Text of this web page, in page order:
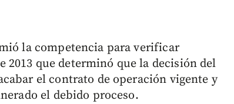
la competencia para verificar
2013 que determinó que la decisión del
el contrato de operación vigente y
el debido proceso.